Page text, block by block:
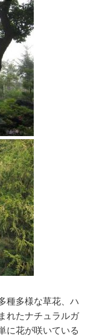
種多様な草花、ハ
れたナチュラルガ
に花が咲いている